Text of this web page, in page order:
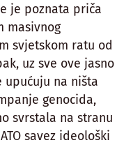
je poznata priča
masivnog
svjetskom ratu od
uz sve ove jasno
upućuju na ništa
genocida,
svrstala na stranu
savez ideološki